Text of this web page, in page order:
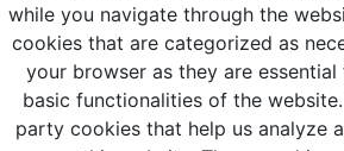
while you navigate through the
cookies that are categorized as
your browser as they are
basic functionalities of the
party cookies that help us analyze